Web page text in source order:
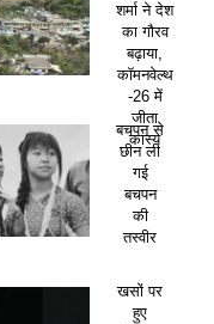
शर्मा ने देश
का गौरव
बढ़ाया,
कॉमनवेल्थ
-26 में
जीता
कांस्य
बचपन से
छीन ली
गई
बचपन
की
तस्वीर
खसों पर
हुए